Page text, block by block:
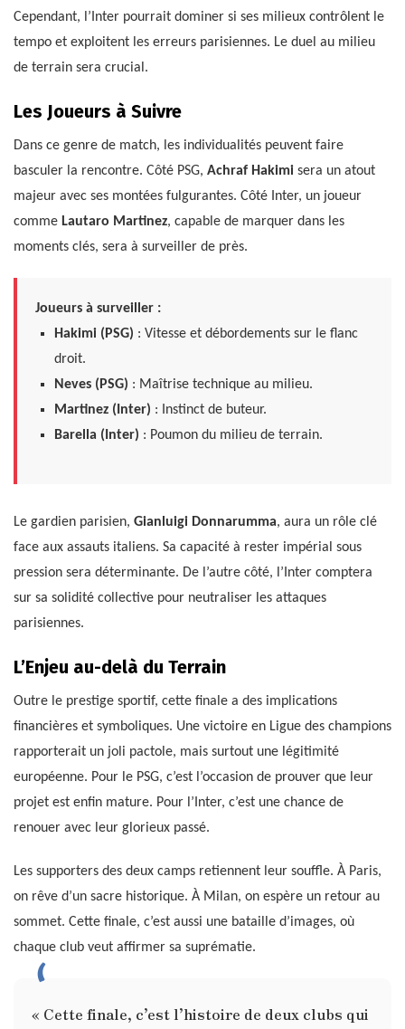
Cependant, l’Inter pourrait dominer si ses milieux contrôlent le
tempo et exploitent les erreurs parisiennes. Le duel au milieu
de terrain sera crucial.
Les Joueurs à Suivre
Dans ce genre de match, les individualités peuvent faire
basculer la rencontre. Côté PSG, Achraf Hakimi sera un atout
majeur avec ses montées fulgurantes. Côté Inter, un joueur
comme Lautaro Martinez, capable de marquer dans les
moments clés, sera à surveiller de près.
Joueurs à surveiller :
Hakimi (PSG) : Vitesse et débordements sur le flanc
droit.
Neves (PSG) : Maîtrise technique au milieu.
Martinez (Inter) : Instinct de buteur.
Barella (Inter) : Poumon du milieu de terrain.
Le gardien parisien, Gianluigi Donnarumma, aura un rôle clé
face aux assauts italiens. Sa capacité à rester impérial sous
pression sera déterminante. De l’autre côté, l’Inter comptera
sur sa solidité collective pour neutraliser les attaques
parisiennes.
L’Enjeu au-delà du Terrain
Outre le prestige sportif, cette finale a des implications
financières et symboliques. Une victoire en Ligue des champions
rapporterait un joli pactole, mais surtout une légitimité
européenne. Pour le PSG, c’est l’occasion de prouver que leur
projet est enfin mature. Pour l’Inter, c’est une chance de
renouer avec leur glorieux passé.
Les supporters des deux camps retiennent leur souffle. À Paris,
on rêve d’un sacre historique. À Milan, on espère un retour au
sommet. Cette finale, c’est aussi une bataille d’images, où
chaque club veut affirmer sa suprématie.
« Cette finale, c’est l’histoire de deux clubs qui